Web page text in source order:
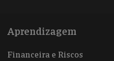
Aprendizagem
Financeira e Riscos